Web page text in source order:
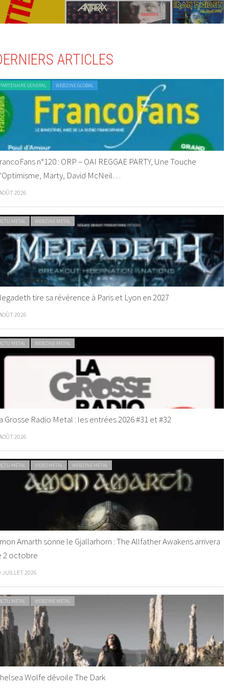
ARTICLES
GENERAL WEBZINE GLOBAL
n°120 : ORP – OAI REGGAE PARTY, Une Touche
Marty, David McNeil…
2026
METAL WEBZINE METAL
tire sa révérence à Paris et Lyon en 2027
2026
METAL WEBZINE METAL
Grosse Radio Metal : les entrées 2026 #31 et #32
2026
METAL VIDEO METAL WEBZINE METAL
Amarth sonne le Gjallarhorn : The Allfather Awakens arrivera
2 octobre
JUILLET 2026
METAL WEBZINE METAL
Wolfe dévoile The Dark